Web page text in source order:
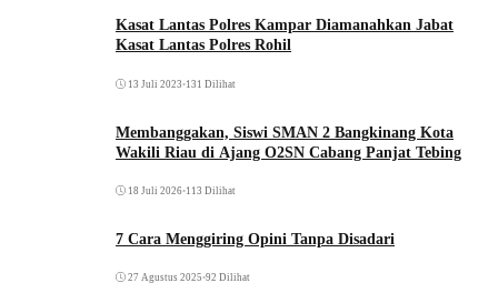
Kasat Lantas Polres Kampar Diamanahkan Jabat
Kasat Lantas Polres Rohil
13 Juli 2023 •131 Dilihat
Membanggakan, Siswi SMAN 2 Bangkinang Kota
Wakili Riau di Ajang O2SN Cabang Panjat Tebing
18 Juli 2026•113 Dilihat
7 Cara Menggiring Opini Tanpa Disadari
27 Agustus 2025 •92 Dilihat